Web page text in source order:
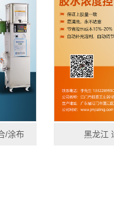
/涂布 黑龙江